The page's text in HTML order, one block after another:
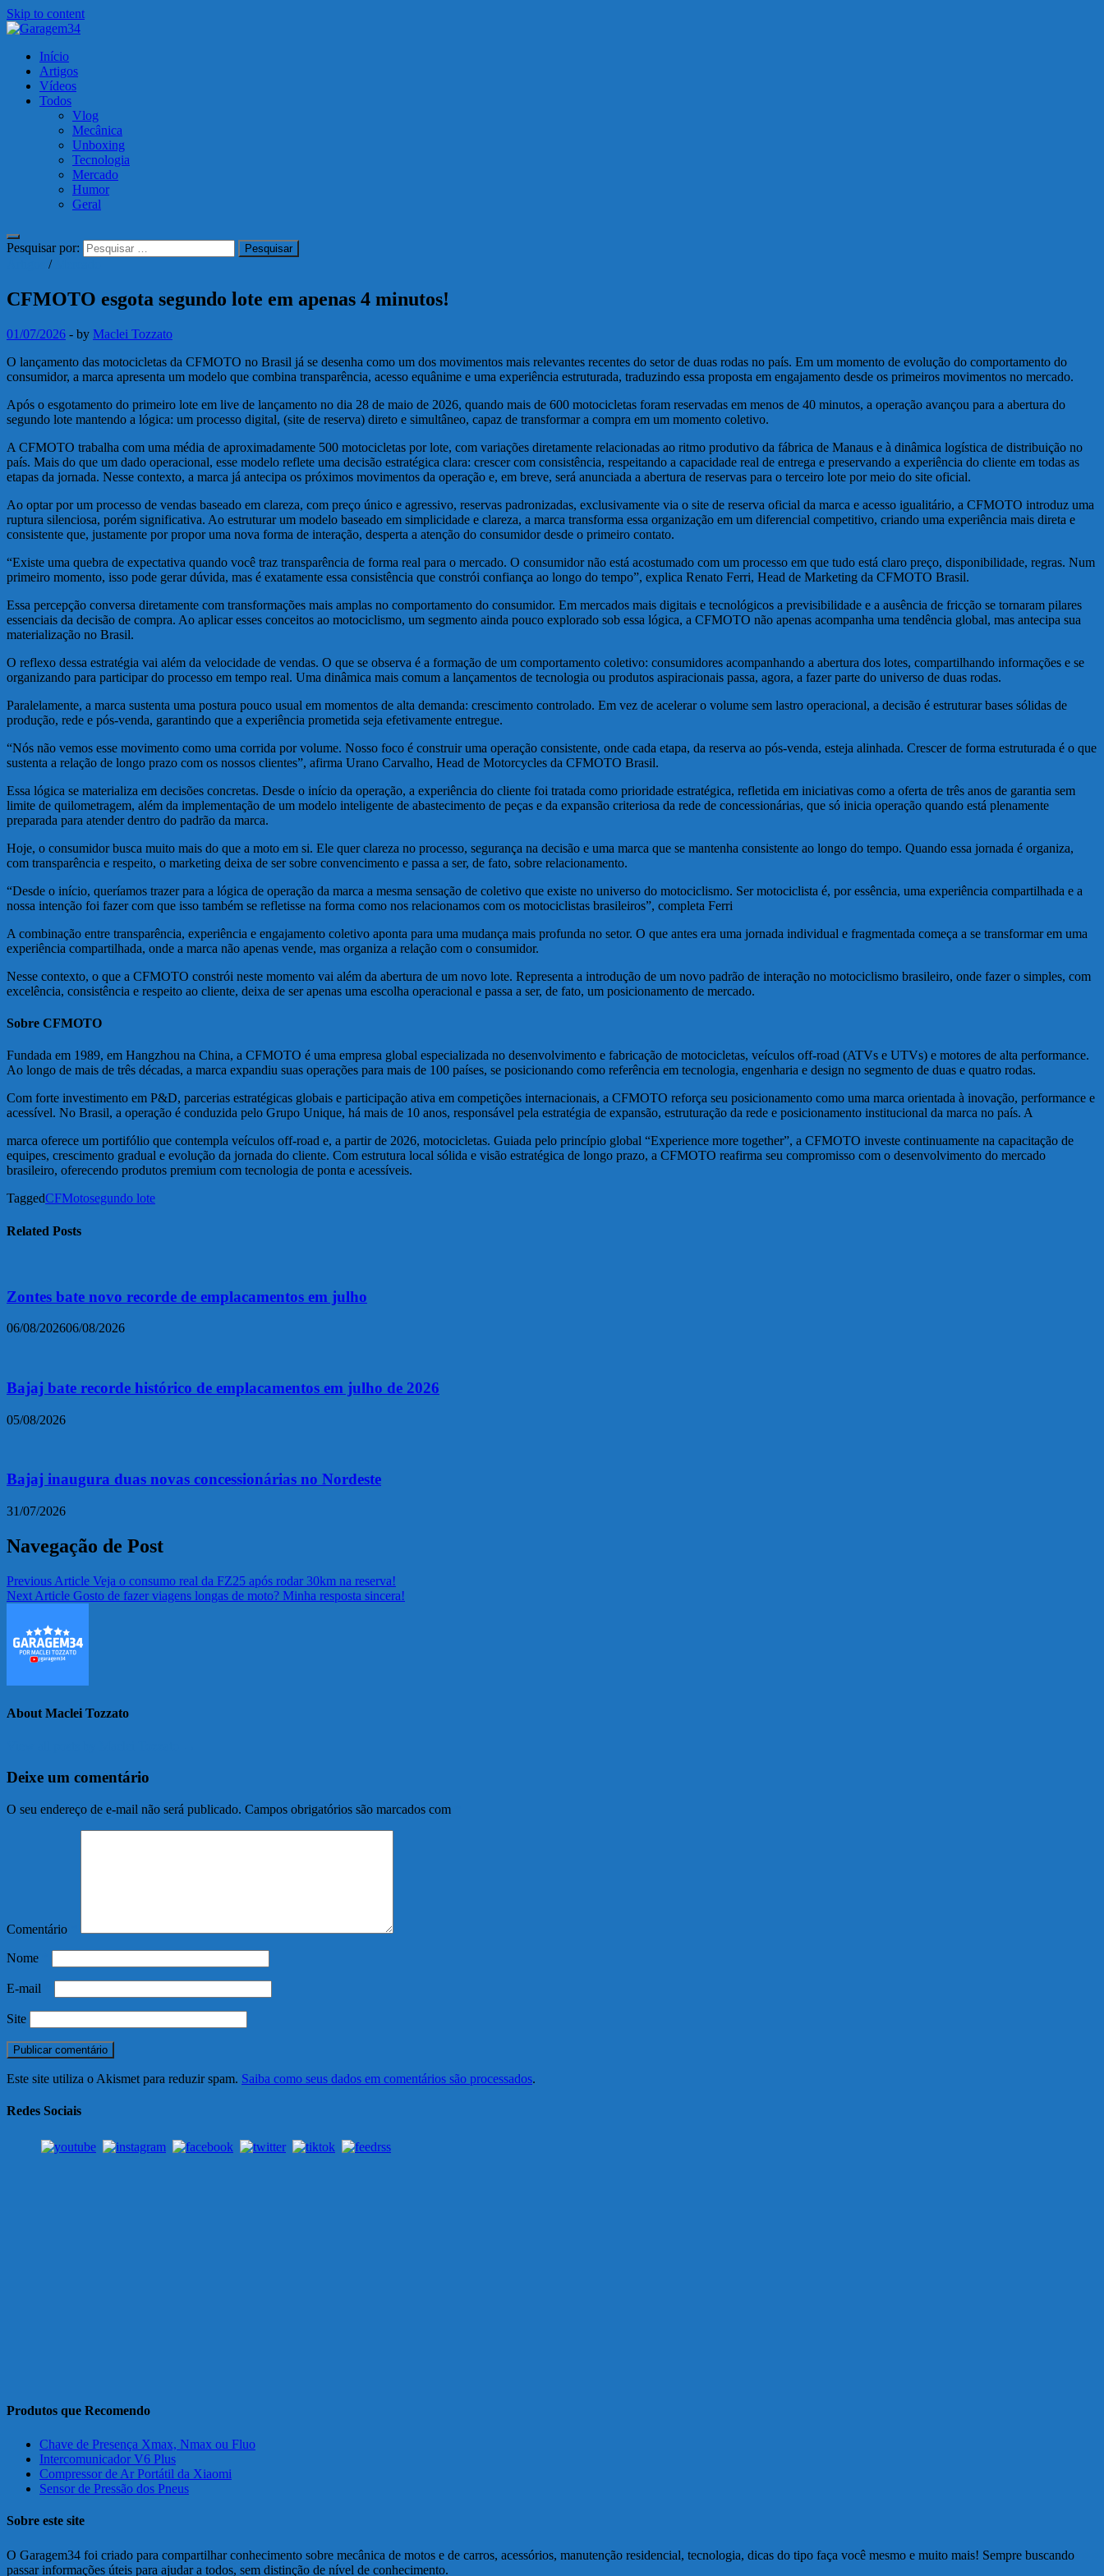
Skip to content
Garagem34
Motos, carros, tecnologia e muito mais!
Início
Artigos
Vídeos
Todos
Vlog
Mecânica
Unboxing
Tecnologia
Mercado
Humor
Geral
Pesquisar por:
/
CFMOTO esgota segundo lote em apenas 4 minutos!
01/07/2026 - by Maclei Tozzato
O lançamento das motocicletas da CFMOTO no Brasil já se desenha como um dos movimentos mais relevantes recentes do setor de duas rodas no país. Em um momento de evolução do comportamento do
consumidor, a marca apresenta um modelo que combina transparência, acesso equânime e uma experiência estruturada, traduzindo essa proposta em engajamento desde os primeiros movimentos no mercado.
Após o esgotamento do primeiro lote em live de lançamento no dia 28 de maio de 2026, quando mais de 600 motocicletas foram reservadas em menos de 40 minutos, a operação avançou para a abertura do
segundo lote mantendo a lógica: um processo digital, (site de reserva) direto e simultâneo, capaz de transformar a compra em um momento coletivo.
A CFMOTO trabalha com uma média de aproximadamente 500 motocicletas por lote, com variações diretamente relacionadas ao ritmo produtivo da fábrica de Manaus e à dinâmica logística de distribuição no
país. Mais do que um dado operacional, esse modelo reflete uma decisão estratégica clara: crescer com consistência, respeitando a capacidade real de entrega e preservando a experiência do cliente em todas as
etapas da jornada. Nesse contexto, a marca já antecipa os próximos movimentos da operação e, em breve, será anunciada a abertura de reservas para o terceiro lote por meio do site oficial.
Ao optar por um processo de vendas baseado em clareza, com preço único e agressivo, reservas padronizadas, exclusivamente via o site de reserva oficial da marca e acesso igualitário, a CFMOTO introduz uma
ruptura silenciosa, porém significativa. Ao estruturar um modelo baseado em simplicidade e clareza, a marca transforma essa organização em um diferencial competitivo, criando uma experiência mais direta e
consistente que, justamente por propor uma nova forma de interação, desperta a atenção do consumidor desde o primeiro contato.
“Existe uma quebra de expectativa quando você traz transparência de forma real para o mercado. O consumidor não está acostumado com um processo em que tudo está claro preço, disponibilidade, regras. Num
primeiro momento, isso pode gerar dúvida, mas é exatamente essa consistência que constrói confiança ao longo do tempo”, explica Renato Ferri, Head de Marketing da CFMOTO Brasil.
Essa percepção conversa diretamente com transformações mais amplas no comportamento do consumidor. Em mercados mais digitais e tecnológicos a previsibilidade e a ausência de fricção se tornaram pilares
essenciais da decisão de compra. Ao aplicar esses conceitos ao motociclismo, um segmento ainda pouco explorado sob essa lógica, a CFMOTO não apenas acompanha uma tendência global, mas antecipa sua
materialização no Brasil.
O reflexo dessa estratégia vai além da velocidade de vendas. O que se observa é a formação de um comportamento coletivo: consumidores acompanhando a abertura dos lotes, compartilhando informações e se
organizando para participar do processo em tempo real. Uma dinâmica mais comum a lançamentos de tecnologia ou produtos aspiracionais passa, agora, a fazer parte do universo de duas rodas.
Paralelamente, a marca sustenta uma postura pouco usual em momentos de alta demanda: crescimento controlado. Em vez de acelerar o volume sem lastro operacional, a decisão é estruturar bases sólidas de
produção, rede e pós-venda, garantindo que a experiência prometida seja efetivamente entregue.
“Nós não vemos esse movimento como uma corrida por volume. Nosso foco é construir uma operação consistente, onde cada etapa, da reserva ao pós-venda, esteja alinhada. Crescer de forma estruturada é o que
sustenta a relação de longo prazo com os nossos clientes”, afirma Urano Carvalho, Head de Motorcycles da CFMOTO Brasil.
Essa lógica se materializa em decisões concretas. Desde o início da operação, a experiência do cliente foi tratada como prioridade estratégica, refletida em iniciativas como a oferta de três anos de garantia sem
limite de quilometragem, além da implementação de um modelo inteligente de abastecimento de peças e da expansão criteriosa da rede de concessionárias, que só inicia operação quando está plenamente
preparada para atender dentro do padrão da marca.
Hoje, o consumidor busca muito mais do que a moto em si. Ele quer clareza no processo, segurança na decisão e uma marca que se mantenha consistente ao longo do tempo. Quando essa jornada é organiza,
com transparência e respeito, o marketing deixa de ser sobre convencimento e passa a ser, de fato, sobre relacionamento.
“Desde o início, queríamos trazer para a lógica de operação da marca a mesma sensação de coletivo que existe no universo do motociclismo. Ser motociclista é, por essência, uma experiência compartilhada e a
nossa intenção foi fazer com que isso também se refletisse na forma como nos relacionamos com os motociclistas brasileiros”, completa Ferri
A combinação entre transparência, experiência e engajamento coletivo aponta para uma mudança mais profunda no setor. O que antes era uma jornada individual e fragmentada começa a se transformar em uma
experiência compartilhada, onde a marca não apenas vende, mas organiza a relação com o consumidor.
Nesse contexto, o que a CFMOTO constrói neste momento vai além da abertura de um novo lote. Representa a introdução de um novo padrão de interação no motociclismo brasileiro, onde fazer o simples, com
excelência, consistência e respeito ao cliente, deixa de ser apenas uma escolha operacional e passa a ser, de fato, um posicionamento de mercado.
Sobre CFMOTO
Fundada em 1989, em Hangzhou na China, a CFMOTO é uma empresa global especializada no desenvolvimento e fabricação de motocicletas, veículos off-road (ATVs e UTVs) e motores de alta performance.
Ao longo de mais de três décadas, a marca expandiu suas operações para mais de 100 países, se posicionando como referência em tecnologia, engenharia e design no segmento de duas e quatro rodas.
Com forte investimento em P&D, parcerias estratégicas globais e participação ativa em competições internacionais, a CFMOTO reforça seu posicionamento como uma marca orientada à inovação, performance e
acessível. No Brasil, a operação é conduzida pelo Grupo Unique, há mais de 10 anos, responsável pela estratégia de expansão, estruturação da rede e posicionamento institucional da marca no país. A
marca oferece um portifólio que contempla veículos off-road e, a partir de 2026, motocicletas. Guiada pelo princípio global “Experience more together”, a CFMOTO investe continuamente na capacitação de
equipes, crescimento gradual e evolução da jornada do cliente. Com estrutura local sólida e visão estratégica de longo prazo, a CFMOTO reafirma seu compromisso com o desenvolvimento do mercado
brasileiro, oferecendo produtos premium com tecnologia de ponta e acessíveis.
TaggedCFMotosegundo lote
Related Posts
Zontes bate novo recorde de emplacamentos em julho
06/08/202606/08/2026
Bajaj bate recorde histórico de emplacamentos em julho de 2026
05/08/2026
Bajaj inaugura duas novas concessionárias no Nordeste
31/07/2026
Navegação de Post
Previous Article Veja o consumo real da FZ25 após rodar 30km na reserva!
Next Article Gosto de fazer viagens longas de moto? Minha resposta sincera!
About Maclei Tozzato
Deixe um comentário
O seu endereço de e-mail não será publicado. Campos obrigatórios são marcados com
Comentário
Nome
E-mail
Site
Este site utiliza o Akismet para reduzir spam. Saiba como seus dados em comentários são processados.
Redes Sociais
Produtos que Recomendo
Chave de Presença Xmax, Nmax ou Fluo
Intercomunicador V6 Plus
Compressor de Ar Portátil da Xiaomi
Sensor de Pressão dos Pneus
Sobre este site
O Garagem34 foi criado para compartilhar conhecimento sobre mecânica de motos e de carros, acessórios, manutenção residencial, tecnologia, dicas do tipo faça você mesmo e muito mais! Sempre buscando
passar informações úteis para ajudar a todos, sem distinção de nível de conhecimento.